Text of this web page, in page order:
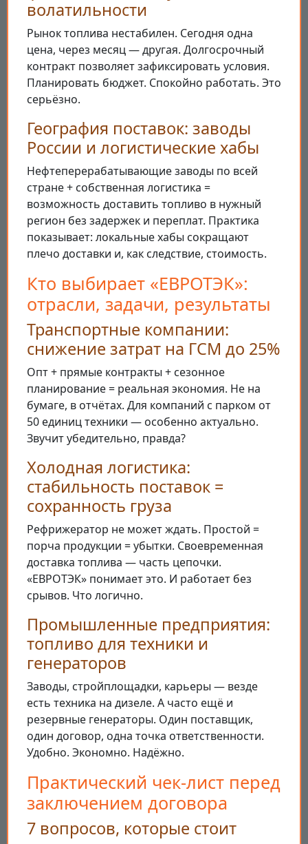
волатильности
Рынок топлива нестабилен. Сегодня одна
цена, через месяц — другая. Долгосрочный
контракт позволяет зафиксировать условия.
Планировать бюджет. Спокойно работать. Это
серьёзно.
География поставок: заводы
России и логистические хабы
Нефтеперерабатывающие заводы по всей
стране + собственная логистика =
возможность доставить топливо в нужный
регион без задержек и переплат. Практика
показывает: локальные хабы сокращают
плечо доставки и, как следствие, стоимость.
Кто выбирает «ЕВРОТЭК»:
отрасли, задачи, результаты
Транспортные компании:
снижение затрат на ГСМ до 25%
Опт + прямые контракты + сезонное
планирование = реальная экономия. Не на
бумаге, в отчётах. Для компаний с парком от
50 единиц техники — особенно актуально.
Звучит убедительно, правда?
Холодная логистика:
стабильность поставок =
сохранность груза
Рефрижератор не может ждать. Простой =
порча продукции = убытки. Своевременная
доставка топлива — часть цепочки.
«ЕВРОТЭК» понимает это. И работает без
срывов. Что логично.
Промышленные предприятия:
топливо для техники и
генераторов
Заводы, стройплощадки, карьеры — везде
есть техника на дизеле. А часто ещё и
резервные генераторы. Один поставщик,
один договор, одна точка ответственности.
Удобно. Экономно. Надёжно.
Практический чек-лист перед
заключением договора
7 вопросов, которые стоит